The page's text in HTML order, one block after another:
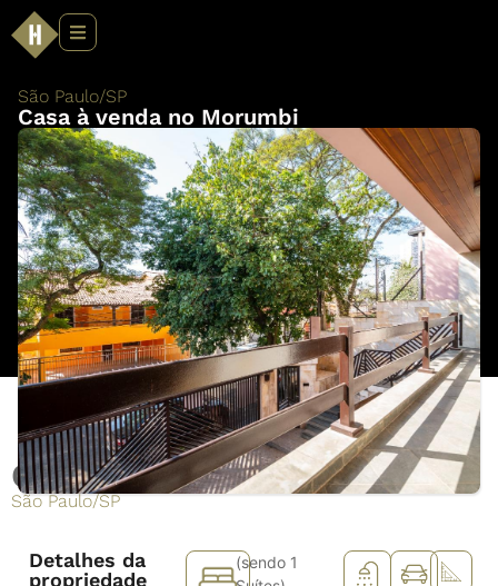
São Paulo/SP
Casa à venda no Morumbi
Casa à venda no Morumbi
São Paulo/SP
Detalhes da
propriedade
(sendo 1